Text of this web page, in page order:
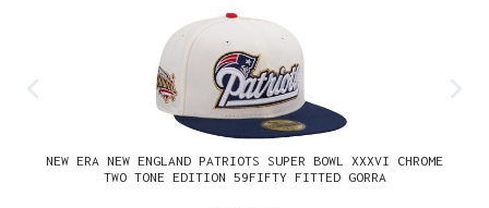
NEW ERA NEW ENGLAND PATRIOTS SUPER BOWL XXXVI CHROME
TWO TONE EDITION 59FIFTY FITTED GORRA